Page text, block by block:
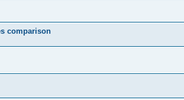
comparison